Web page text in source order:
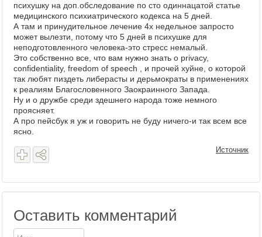
психушку на доп.обследование по сто одиннацатой статье
медицинского психиатрического кодекса на 5 дней.
А там и принудительное лечение 4х недельное запросто
может вылезти, потому что 5 дней в психушке для
неподготовленного человека-это стресс немалый.
Это собственно все, что вам нужно знать о privacy,
confidentiality, freedom of speech , и прочей хуйне, о которой
так любят пиздеть либерасты и дерьмократы в применениях
к реалиям Благословенного Заокраинного Запада.
Ну и о дружбе среди здешнего народа тоже немного
проясняет.
А про пейсбук я уж и говорить не буду ничего-и так всем все
ясно.
Источник
Оставить комментарий